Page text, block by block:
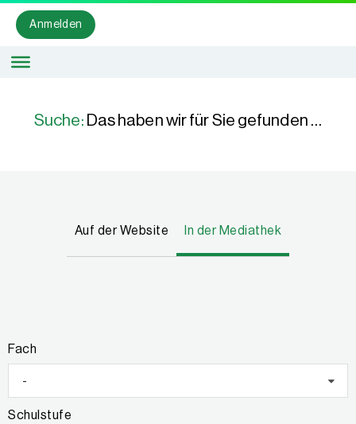
Anmelden
Suche: Das haben wir für Sie gefunden …
Auf der Website In der Mediathek
Fach
-
Schulstufe